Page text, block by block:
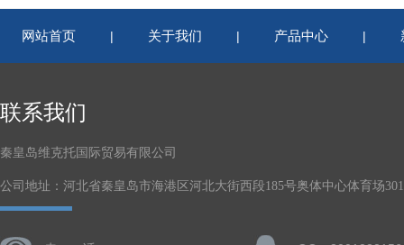
网站首页 | 关于我们 | 产品中心 |
联系我们
秦皇岛维克托国际贸易有限公司
公司地址：河北省秦皇岛市海港区河北大街西段185号奥体中心体育场